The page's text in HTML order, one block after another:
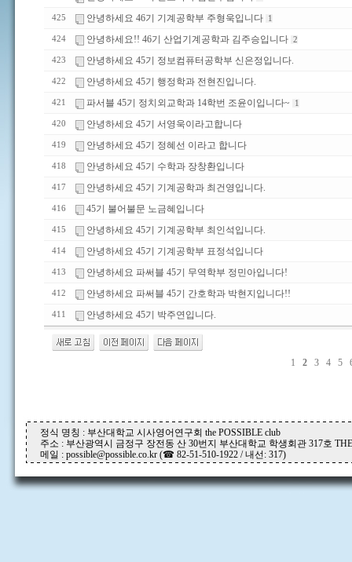
425 안녕하세요 46기 기계공학부 주형욱입니다 1
424 안녕하세요!! 46기 산업기계공학과 김주승입니다 2
423 안녕하세요 45기 정보컴퓨터공학부 신은정입니다.
422 안녕하세요 45기 행정학과 전현진입니다.
421 파서블 45기 정치외교학과 14학번 조윤이입니다~ 1
420 안녕하세요 45기 서영욱이라고합니다
419 안녕하세요 45기 정혜선 이라고 합니다
418 안녕하세요 45기 수학과 장창환입니다
417 안녕하세요 45기 기계공학과 최건영입니다.
416 45기 불어불문 노금혜입니다
415 안녕하세요 45기 기계공학부 최인석입니다.
414 안녕하세요 45기 기계공학부 표정석입니다
413 안녕하세요 파써블 45기 무역학부 정민아입니다!
412 안녕하세요 파써블 45기 간호학과 박현지입니다!!
411 안녕하세요 45기 박주연입니다.
1 2 3 4 5
정식 명칭 : 부산대학교 시사영어연구회 the POSSIBLE club
주소 : 부산광역시 금정구 장전동 산 30번지 부산대학교 학생회관 317호
메일 : possible@possible.co.kr (☎ 82-51-510-1922 / 내선: 317)